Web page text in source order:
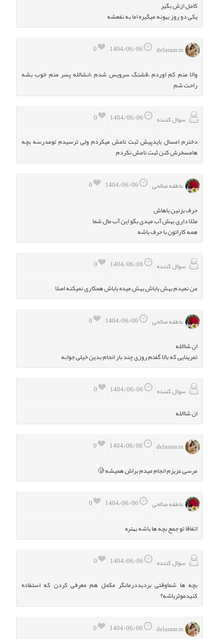
کامل ازش بگیر
یکی دو روز بهونه میگیره اما به نفعشه
0
delaram m
والا منم کم اوردم ،قشنگ سرویس شدم ،انشالله پسر منم خوب بشه
راحت شم
0
سوال کننده
دخترم امسال بایدپیش ثبت نامش میکردم ولی ترسیدم تومدرسه بچه
هامسخرش کنن ثبت نامش نکردم
0
عاطفه صالحی
حرف بزنین باهاش
مثلا داری بهش آب میدی بگو این آب مال شما
همه کاراتون با حرف باشه
0
سوال کننده
من نمیدم بهش باباش بهش میده باباش همکاری نمیکنه اصلا
0
عاطفه صالحی
ان شاالله
تمرینایی که بالا گفتم روزی چند بار انجام بدین خیلی جوابه
0
سوال کننده
ان شاالله
0
delaram m
مرسی عزیزم انجام میدم براش همیشه 🥲
0
عاطفه صالحی
اتفاقا تو جمع بچه ها باشه بهتره
0
سوال کننده
بچه ها شماوقتی بردیددرمانگر مکمل هم معرفی کردن که استفاده
کنیدموثرباشه؟
0
delaram m